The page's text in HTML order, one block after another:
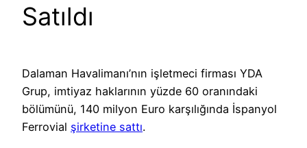
Satıldı
Dalaman Havalimanı’nın işletmeci firması YDA
Grup, imtiyaz haklarının yüzde 60 oranındaki
bölümünü, 140 milyon Euro karşılığında İspanyol
Ferrovial şirketine sattı.